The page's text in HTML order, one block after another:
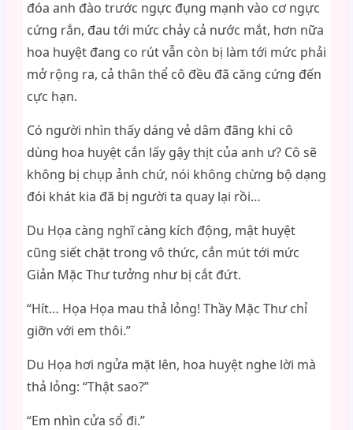
đóa anh đào trước ngực đụng mạnh vào cơ ngực
cứng rắn, đau tới mức chảy cả nước mắt, hơn nữa
hoa huyệt đang co rút vẫn còn bị làm tới mức phải
mở rộng ra, cả thân thể cô đều đã căng cứng đến
cực hạn.
Có người nhìn thấy dáng vẻ dâm đãng khi cô
dùng hoa huyệt cắn lấy gậy thịt của anh ư? Cô sẽ
không bị chụp ảnh chứ, nói không chừng bộ dạng
đói khát kia đã bị người ta quay lại rồi…
Du Họa càng nghĩ càng kích động, mật huyệt
cũng siết chặt trong vô thức, cắn mút tới mức
Giản Mặc Thư tưởng như bị cắt đứt.
“Hít… Họa Họa mau thả lỏng! Thầy Mặc Thư chỉ
giỡn với em thôi.”
Du Họa hơi ngửa mặt lên, hoa huyệt nghe lời mà
thả lỏng: “Thật sao?”
“Em nhìn cửa sổ đi.”